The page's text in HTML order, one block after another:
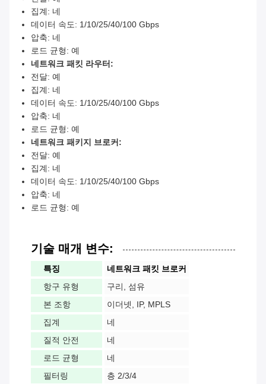
집계: 네
데이터 속도: 1/10/25/40/100 Gbps
압축: 네
로드 균형: 예
네트워크 패킷 라우터:
전달: 예
집계: 네
데이터 속도: 1/10/25/40/100 Gbps
압축: 네
로드 균형: 예
네트워크 패키지 브로커:
전달: 예
집계: 네
데이터 속도: 1/10/25/40/100 Gbps
압축: 네
로드 균형: 예
기술 매개 변수:
특징
네트워크 패킷 브로커
항구 유형
구리, 섬유
본 조항
이더넷, IP, MPLS
집계
네
질적 안전
네
로드 균형
네
필터링
층 2/3/4